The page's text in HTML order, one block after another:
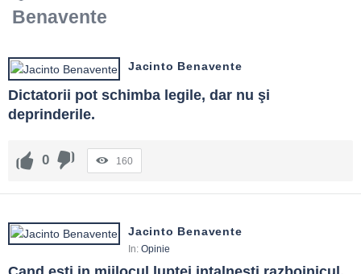
Benavente
Jacinto Benavente
Dictatorii pot schimba legile, dar nu şi
deprinderile.
0 160
Jacinto Benavente
In: Opinie